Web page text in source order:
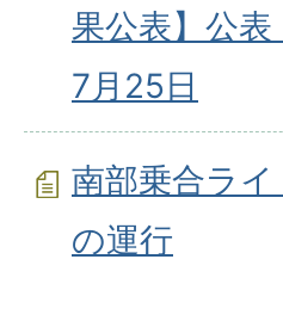
果公表】公表
7月25日
南部乗合ラ
の運行